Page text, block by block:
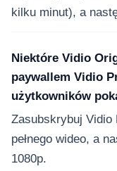
kilku minut), a
Niektóre Vidio
paywallem Vidio
użytkowników
Zasubskrybuj Vidio
pełnego wideo, a
1080p.